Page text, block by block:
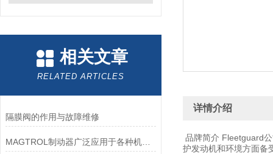
相关文章
RELATED ARTICLES
隔膜阀的作用与故障维修
MAGTROL制动器广泛应用于各种机械设备和交通工具中
详情介绍
品牌简介 Fleetguard
护发动机和环境方面备